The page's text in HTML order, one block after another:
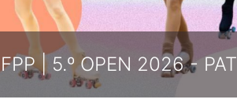
FPP | 5.º OPEN 2026 -